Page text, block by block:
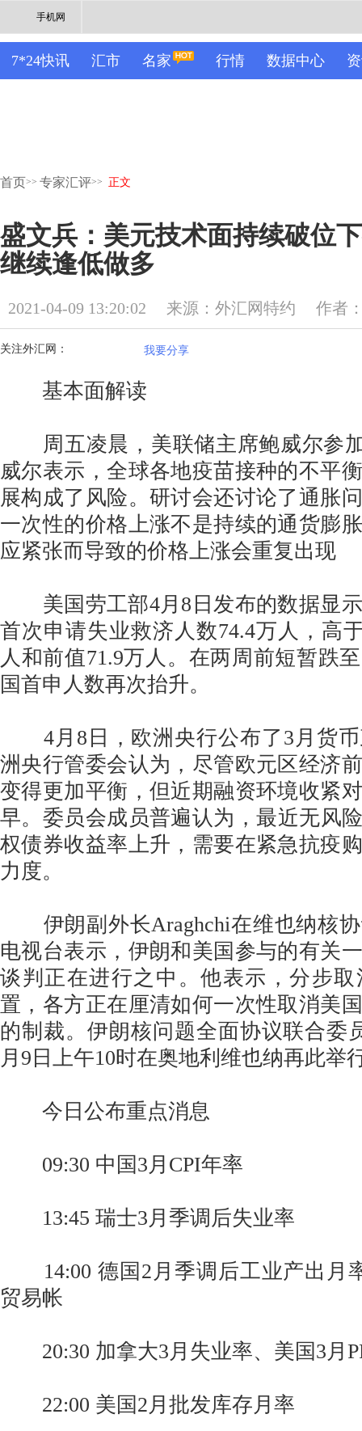
手机网
7*24快讯 汇市 名家 行情 数据中心
首页>> 专家汇评>> 正文
盛文兵：美元技术面持续破位
继续逢低做多
2021-04-09 13:20:02 来源：外汇网特约 作者
关注外汇网： 我要分享
基本面解读
周五凌晨，美联储主席鲍威尔参
威尔表示，全球各地疫苗接种的不平
展构成了风险。研讨会还讨论了通胀
一次性的价格上涨不是持续的通货膨
应紧张而导致的价格上涨会重复出现
美国劳工部4月8日发布的数据显示
首次申请失业救济人数74.4万人，高
人和前值71.9万人。在两周前短暂跌
国首申人数再次抬升。
4月8日，欧洲央行公布了3月货币
洲央行管委会认为，尽管欧元区经济
变得更加平衡，但近期融资环境收紧
早。委员会成员普遍认为，最近无风
权债券收益率上升，需要在紧急抗疫
力度。
伊朗副外长Araghchi在维也纳核协
电视台表示，伊朗和美国参与的有关
谈判正在进行之中。他表示，分步
置，各方正在厘清如何一次性取消美
的制裁。伊朗核问题全面协议联合委
月9日上午10时在奥地利维也纳再此举
今日公布重点消息
09:30 中国3月CPI年率
13:45 瑞士3月季调后失业率
14:00 德国2月季调后工业产出月
贸易帐
20:30 加拿大3月失业率、美国3月
22:00 美国2月批发库存月率